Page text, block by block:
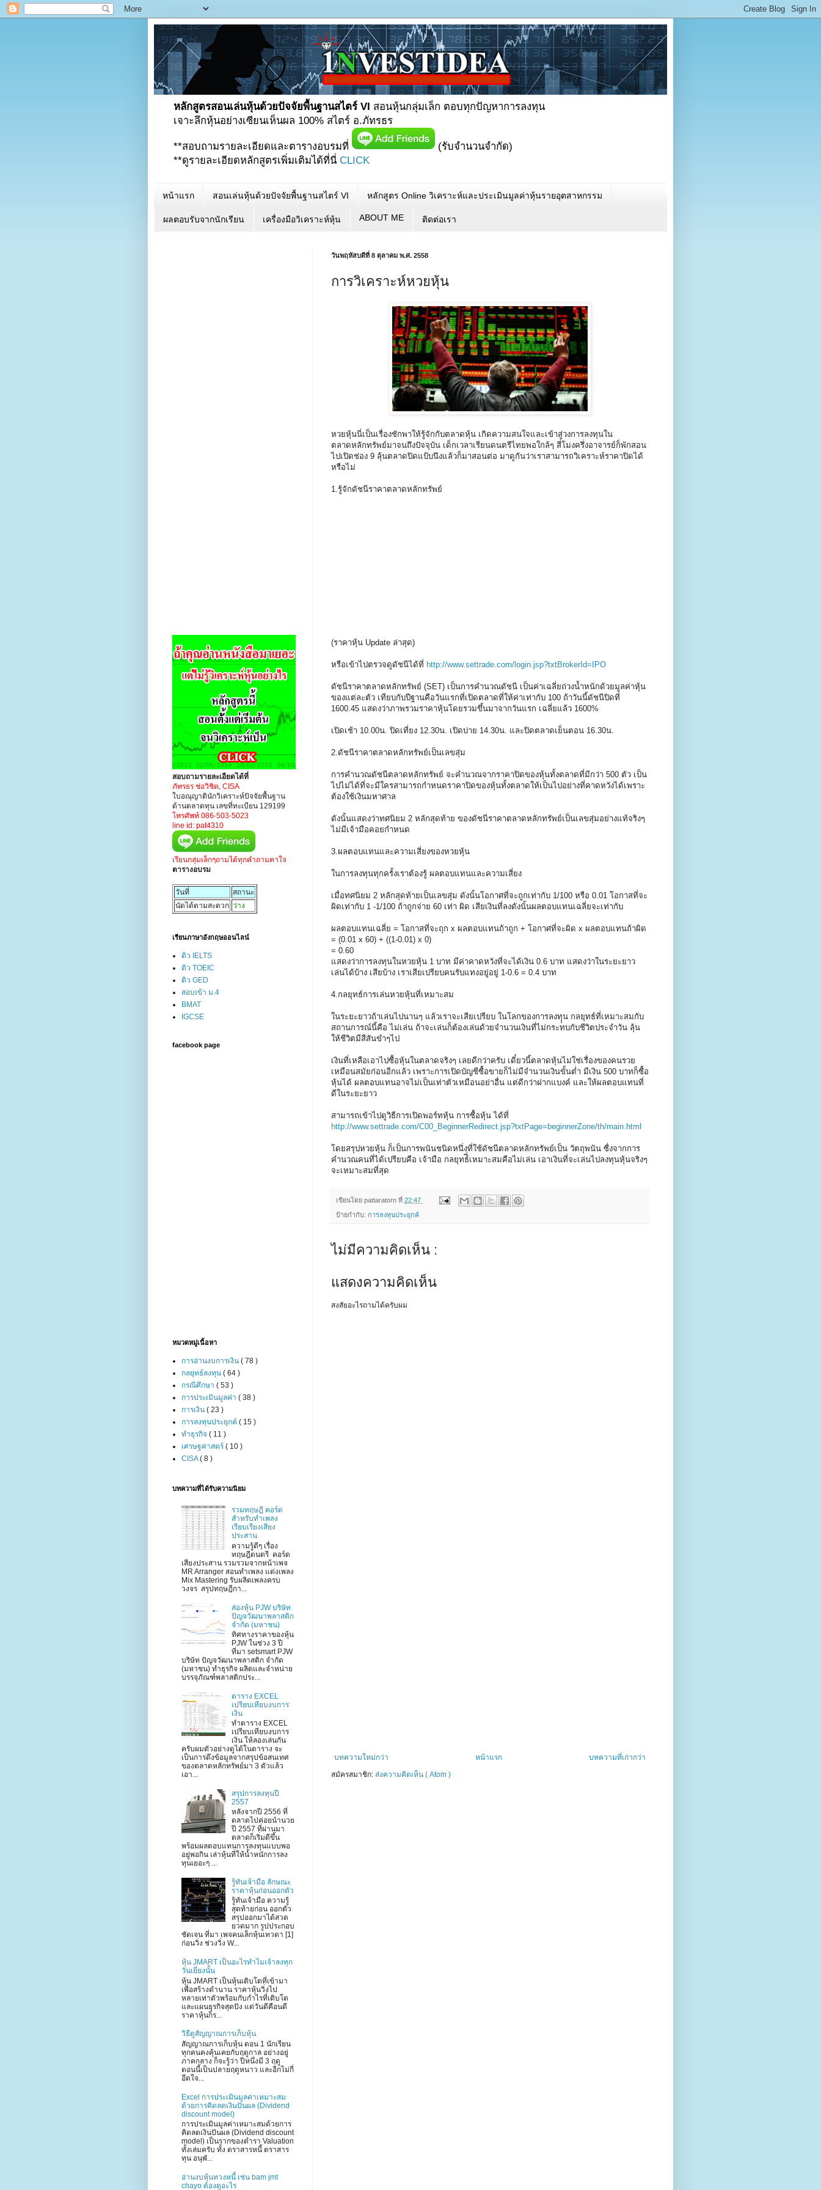
หลักสูตรสอนเล่นหุ้นด้วยปัจจัยพื้นฐานสไตร์ VI สอนหุ้นกลุ่มเล็ก ตอบทุกปัญหาการลงทุน
เจาะลึกหุ้นอย่างเซียนเห็นผล 100% สไตร์ อ.ภัทรธร
**สอบถามรายละเอียดและตารางอบรมที่
(รับจำนวนจำกัด)
**ดูรายละเอียดหลักสูตรเพิ่มเติมได้ที่นี่ CLICK
หน้าแรก สอนเล่นหุ้นด้วยปัจจัยพื้นฐานสไตร์ VI หลักสูตร Online วิเคราะห์และประเมินมูลค่าหุ้นรายอุตสาหกรรม
ผลตอบรับจากนักเรียน เครื่องมือวิเคราะห์หุ้น ABOUT ME ติดต่อเรา
วันพฤหัสบดีที่ 8 ตุลาคม พ.ศ. 2558
การวิเคราะห์หวยหุ้น
หวยหุ้นนี่เป็นเรื่องชักพาให้รู้จักกับตลาดหุ้น เกิดความสนใจและเข้าสู่วงการลงทุนใน
ตลาดหลักทรัพย์มาจนถึงปัจจุบัน เด็กเวลาเรียนดนตรีไทยพอใกล้ๆ สี่โมงครึ่งอาจารย์ก็พักสอน
ไปเปิดช่อง 9 ลุ้นตลาดปิดแป้บนึงแล้วก็มาสอนต่อ มาดูกันว่าเราสามารถวิเคราะห์ราคาปิดได้
หรือไม่
1.รู้จักดัชนีราคาตลาดหลักทรัพย์
(ราคาหุ้น Update ล่าสุด)
หรือเข้าไปตรวจดูดัชนีได้ที่ http://www.settrade.com/login.jsp?txtBrokerId=IPO
ดัชนีราคาตลาดหลักทรัพย์ (SET) เป็นการคำนวณดัชนี เป็นค่าเฉลี่ยถ่วงน้ำหนักด้วยมูลค่าหุ้น
ของแต่ละตัว เทียบกับปีฐานคือวันแรกที่เปิดตลาดที่ให้ค่าเท่ากับ 100 ถ้าวันนี้ดัชนีปิดที่
1600.45 แสดงว่าภาพรวมราคาหุ้นโดยรวมขึ้นมาจากวันแรก เฉลี่ยแล้ว 1600%
เปิดเช้า 10.00น. ปิดเที่ยง 12.30น. เปิดบ่าย 14.30น. และปิดตลาดเย็นตอน 16.30น.
2.ดัชนีราคาตลาดหลักทรัพย์เป็นเลขสุ่ม
การคำนวณดัชนีตลาดหลักทรัพย์ จะคำนวณจากราคาปิดของหุ้นทั้งตลาดที่มีกว่า 500 ตัว เป็น
ไปไม่ได้ที่จะมีใครสามารถกำหนดราคาปิดของหุ้นทั้งตลาดให้เป็นไปอย่างที่คาดหวังได้เพราะ
ต้องใช้เงินมหาศาล
ดังนั้นแสดงว่าทศนิยม 2 หลักสุดท้าย ของดัชนีราคาตลาดหลักทรัพย์เป็นเลขสุ่มอย่างแท้จริงๆ
ไม่มีเจ้ามือคอยกำหนด
3.ผลตอบแทนและความเสี่ยงของหวยหุ้น
ในการลงทุนทุกครั้งเราต้องรู้ ผลตอบแทนและความเสี่ยง
เมื่อทศนิยม 2 หลักสุดท้ายเป็นเลขสุ่ม ดังนั้นโอกาศที่จะถูกเท่ากับ 1/100 หรือ 0.01 โอกาสที่จะ
ผิดเท่ากับ 1 -1/100 ถ้าถูกจ่าย 60 เท่า ผิด เสียเงินที่ลงดังนั้นผลตอบแทนเฉลี่ยจะเท่ากับ
ผลตอบแทนเฉลี่ย = โอกาสที่จะถุก x ผลตอบแทนถ้าถูก + โอกาศที่จะผิด x ผลตอบแทนถ้าผิด
= (0.01 x 60) + ((1-0.01) x 0)
= 0.60
แสดงว่าการลงทุนในหวยหุ้น 1 บาท มีค่าคาดหวังที่จะได้เงิน 0.6 บาท แสดงว่าในระยะยาว
เล่นได้บ้าง เสียบ้าง เราเสียเปรียบคนรับแทงอยู่อยู่ 1-0.6 = 0.4 บาท
4.กลยุทธ์การเล่นหวยหุ้นที่เหมาะสม
ในระยะยาวถ้าเล่นไปนานๆ แล้วเราจะเสียเปรียบ ในโลกของการลงทุุน กลยุทธ์ที่เหมาะสมกับ
สถานการณ์นี้คือ ไม่เล่น ถ้าจะเล่นก็ต้องเล่นด้วยจำนวนเงินที่ไม่กระทบกับชีวิตประจำวัน ลุ้น
ให้ชีวิตมีสีสันขำๆไป
เงินที่เหลือเอาไปซื้อหุ้นในตลาดจริงๆ เลยดีกว่าครับ เดี๋ยวนี้ตลาดหุ้นไม่ใช่เรื่องของคนรวย
เหมือนสมัยก่อนอีกแล้ว เพราะการเปิดบัญชีซื้อขายก็ไม่มีจำนวนเงินขั้นต่ำ มีเงิน 500 บาทก็ซื้อ
หุ้นได้ ผลตอบแทนอาจไม่เป็นเท่าตัวเหมือนอย่าอื่น แต่ดีกว่าฝากแบงค์ และให้ผลตอบแทนที่
ดีในระยะยาว
สามารถเข้าไปดูวิธีการเปิดพอร์ทหุ้น การซื้อหุ้น ได้ที่
http://www.settrade.com/C00_BeginnerRedirect.jsp?txtPage=beginnerZone/th/main.html
โดยสรุปหวยหุ้น ก็เป็นการพนันชนิดหนึ่งที่ใช้ดัชนีตลาดหลักทรัพย์เป็น วัตถุพนัน ซื่งจากการ
คำนวณคนที่ได้เปรียบคือ เจ้ามือ กลยุทธ์ี่เหมาะสมคือไม่เล่น เอาเงินที่จะเล่นไปลงทุนหุ้นจริงๆ
จะเหมาะสมที่สุด
เขียนโดย pattaratorn ที่ 22:47
ป้ายกำกับ: การลงทุนประยุกค์
ไม่มีความคิดเห็น :
แสดงความคิดเห็น
สงสัยอะไรถามได้ครับผม
บทความใหม่กว่า บทความที่เก่ากว่า
หน้าแรก
สมัครสมาชิก: ส่งความคิดเห็น ( Atom )
สอบถามรายละเอียดได้ที่
ภัทรธร ช่อวิชิต, CISA
ใบอณุญาตินักวิเคราะห์ปัจจัยพื้นฐาน
ด้านตลาดทุน เลขที่ทะเบียน 129199
โทรศัพท์ 086-503-5023
line id: pat4310
เรียนกลุ่มเล็กๆถามได้ทุกคำถามคาใจ
ตารางอบรม
วันที่
สถานะ
นัดได้ตามสะดวก ว่าง
เรียนภาษาอังกฤษออนไลน์
ติว IELTS
ติว TOEIC
ติว GED
สอบเข้า ม.4
BMAT
IGCSE
facebook page
หมวดหมู่เนื้อหา
การอ่านงบการเงิน ( 78 )
กลยุทธ์ลงทุน ( 64 )
กรณีศึกษา ( 53 )
การประเมินมูลค่า ( 38 )
การเงิน ( 23 )
การลงทุนประยุกค์ ( 15 )
ทำธุรกิจ ( 11 )
เศรษฐศาสตร์ ( 10 )
CISA( 8 )
บทความที่ได้รับความนิยม
รวมทฤษฎี คอร์ด
สำหรับทำเพลง
เรียบเรียงเสียง
ประสาน
ความรู้ดีๆ เรื่อง
ทฤษฎีดนตรี คอร์ด
เสียงประสาน รวมรวมจากหน้าเพจ
MR Arranger สอนทำเพลง แต่งเพลง
Mix Mastering รับผลิตเพลงครบ
วงจร สรุปทฤษฎีกา...
ส่องหุ้น PJW บริษัท
ปัญจวัฒนาพลาสติก
จำกัด (มหาชน)
ทิศทางราคาของหุ้น
PJW ในช่วง 3 ปี
ที่มา setsmart PJW
บริษัท ปัญจวัฒนาพลาสติก จำกัด
(มหาชน) ทำธุรกิจ ผลิตและจำหน่าย
บรรจุภัณฑ์พลาสติกประ...
ตาราง EXCEL
เปรียบเทียบงบการ
เงิน
ทำตาราง EXCEL
เปรียบเทียบงบการ
เงิน ให้ลองเล่นกัน
ครับผมตัวอย่างดูได้ในตาราง จะ
เป็นการดึงข้อมูลจากสรุปข้อสนเทศ
ของตลาดหลักทรัพย์มา 3 ตัวแล้ว
เอา...
สรุปการลงทุนปี
2557
หลังจากปี 2556 ที่
ตลาดไปค่อยนำนวย
ปี 2557 ที่ผ่านมา
ตลาดก็เริ่มดีขึ้น
พร้อมผลตอบแทนการลงทุนแบบพอ
อยู่พอกิน เล่าหุ้นที่ให้น้ำหนักการลง
ทุนเยอะๆ ...
รู้ทันเจ้ามือ ลักษณะ
ราคาหุ้นก่อนออกตัว
รู้ทันเจ้ามือ ความรู้
สุดท้ายก่อน ออกตัว
สรุปออกมาได้สวด
ยวดมาก รูปประกอบ
ชัดเจน ที่มา เพจคนเล็กหุ้นเทวดา [1]
ก่อนวิ่ง ช่วงวิ่ง W...
หุ้น JMART เป็นอะไรทำไมเจ้าลงทุก
วันเยี่ยงนั้น
หุ้น JMART เป็นหุ้นเติบโตที่เข้ามา
เพื่อสร้างตำนาน ราคาหุ้นวิ่งไป
หลายเท่าตัวพร้อมกับกำไรที่เติบโต
และแผนธุรกิจสุดปัง แต่วันดีคือนดี
ราคาหุ้นก็ร...
วิธีดูสัญญาณการเก็บหุ้น
สัญญาณการเก็บหุ้น ตอน 1 นักเรียน
ทุกคนคงคุ้นเคยกับฤดูกาล อย่างอยู่
ภาคกลาง ก็จะรู้ว่า ปีหนึ่งมี 3 ฤดู
ตอนนี้เป็นปลายฤดูหนาว และอีกไม่กี่
อึดใจ...
Excel การประเมินมูลค่าเหมาะสม
ด้วยการคิดลดเงินปันผล (Dividend
discount model)
การประเมินมูลค่าเหมาะสมด้วยการ
คิดลดเงินปันผล (Dividend discount
model) เป็นรากของตำรา Valuation
ทั้งเล่มครับ ทั้ง ตราสารหนี้ ตราสาร
ทุน อนุพั...
อ่านงบหุ้นทวงหนี้ เช่น bam jmt
chayo ต้องดูอะไร